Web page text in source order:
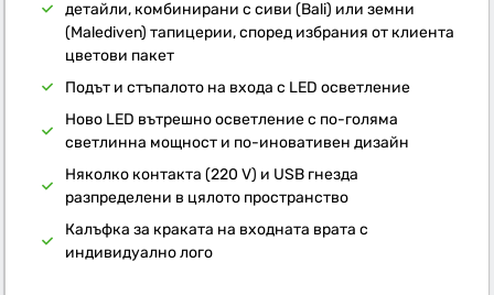
детайли, комбинирани с сиви (Bali) или земни
(Malediven) тапицерии, според избрания от клиента
цветови пакет
Подът и стъпалото на входа с LED осветление
Ново LED вътрешно осветление с по-голяма
светлинна мощност и по-иновативен дизайн
Няколко контакта (220 V) и USB гнезда
разпределени в цялото пространство
Калъфка за краката на входната врата с
индивидуално лого